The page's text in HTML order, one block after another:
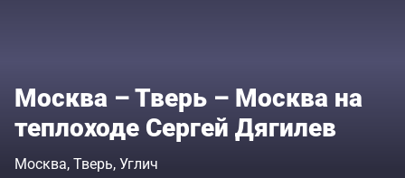
Москва – Тверь – Москва на
теплоходе Сергей Дягилев
Москва Тверь Углич